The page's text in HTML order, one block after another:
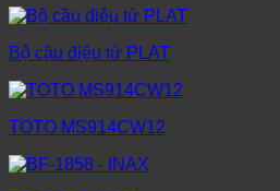
Bộ cầu điệu tử PLAT
TOTO MS914CW12